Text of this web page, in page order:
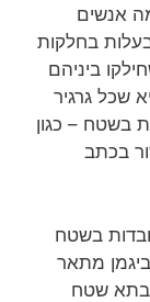
אנשים
בחלקות
ביניהם
שכל גרגיר
בשטח – כגון
בכתב
בשטח
מתאר
בתא שטח